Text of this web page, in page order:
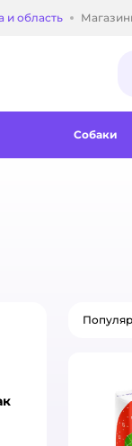
Выбор адреса
и область
Собаки